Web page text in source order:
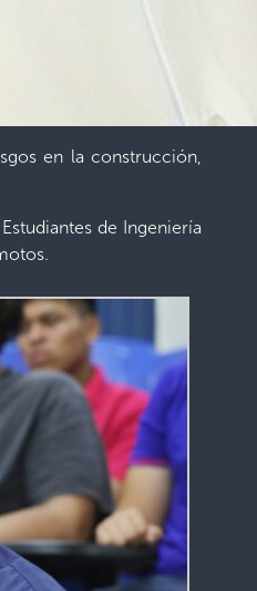
en la construcción,
de Ingeniería